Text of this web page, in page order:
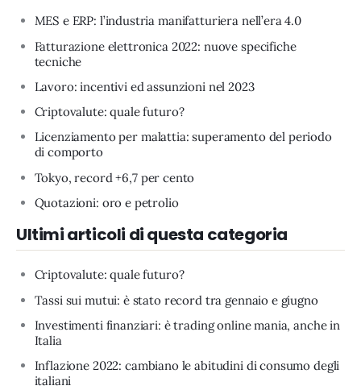
MES e ERP: l’industria manifatturiera nell’era 4.0
Fatturazione elettronica 2022: nuove specifiche
tecniche
Lavoro: incentivi ed assunzioni nel 2023
Criptovalute: quale futuro?
Licenziamento per malattia: superamento del periodo
di comporto
Tokyo, record +6,7 per cento
Quotazioni: oro e petrolio
Ultimi articoli di questa categoria
Criptovalute: quale futuro?
Tassi sui mutui: è stato record tra gennaio e giugno
Investimenti finanziari: è trading online mania, anche in
Italia
Inflazione 2022: cambiano le abitudini di consumo degli
italiani